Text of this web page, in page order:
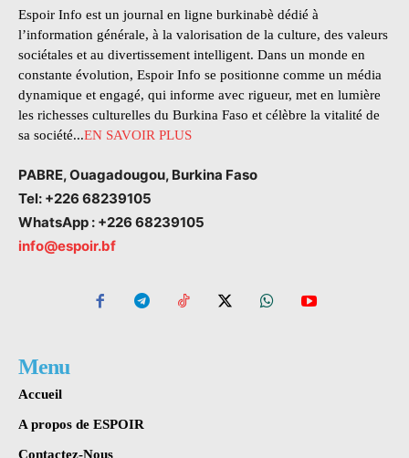
Espoir Info est un journal en ligne burkinabè dédié à
l’information générale, à la valorisation de la culture, des valeurs
sociétales et au divertissement intelligent. Dans un monde en
constante évolution, Espoir Info se positionne comme un média
dynamique et engagé, qui informe avec rigueur, met en lumière
les richesses culturelles du Burkina Faso et célèbre la vitalité de
sa société...EN SAVOIR PLUS
PABRE, Ouagadougou, Burkina Faso
Tel: +226 68239105
WhatsApp : +226 68239105
info@espoir.bf
Menu
Accueil
A propos de ESPOIR
Contactez-Nous